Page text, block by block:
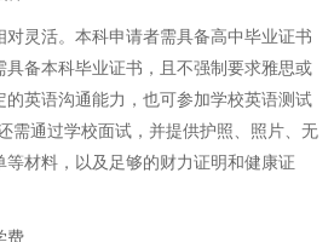
灵活。本科申请者需具备高中毕业证书
备本科毕业证书，且不强制要求雅思或
英语沟通能力，也可参加学校英语测试
需通过学校面试，并提供护照、照片、无
材料，以及足够的财力证明和健康证
费